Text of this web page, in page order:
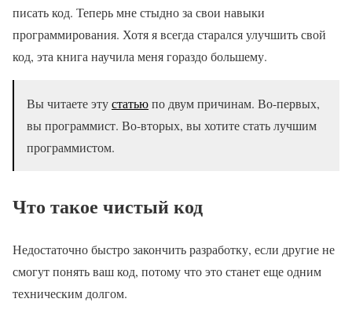
писать код. Теперь мне стыдно за свои навыки
программирования. Хотя я всегда старался улучшить свой
код, эта книга научила меня гораздо большему.
Вы читаете этустатьюпо двум причинам. Во-первых,
вы программист. Во-вторых, вы хотите стать лучшим
программистом.
Что такое чистый код
Недостаточно быстро закончить разработку, если другие не
смогут понять ваш код, потому что это станет еще одним
техническим долгом.